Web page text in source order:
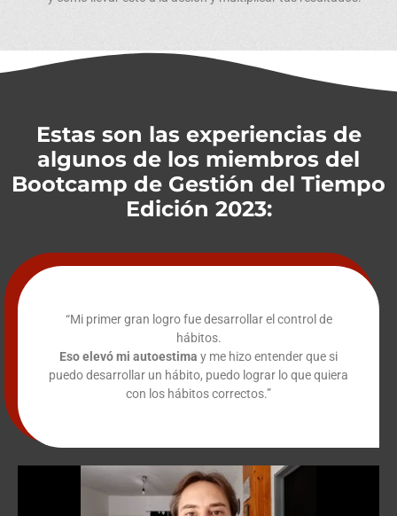
Estas son las experiencias de
algunos de los miembros del
Bootcamp de Gestión del Tiempo
Edición 2023:
“Mi primer gran logro fue desarrollar el control de
hábitos.
Eso elevó mi autoestima y me hizo entender que si
puedo desarrollar un hábito, puedo lograr lo que quiera
con los hábitos correctos.”